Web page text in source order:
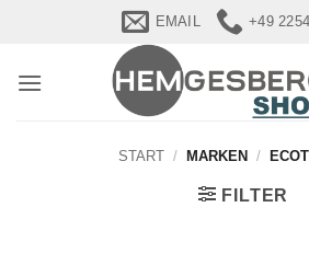
EMAIL +49
START / MARKEN /
FILTER